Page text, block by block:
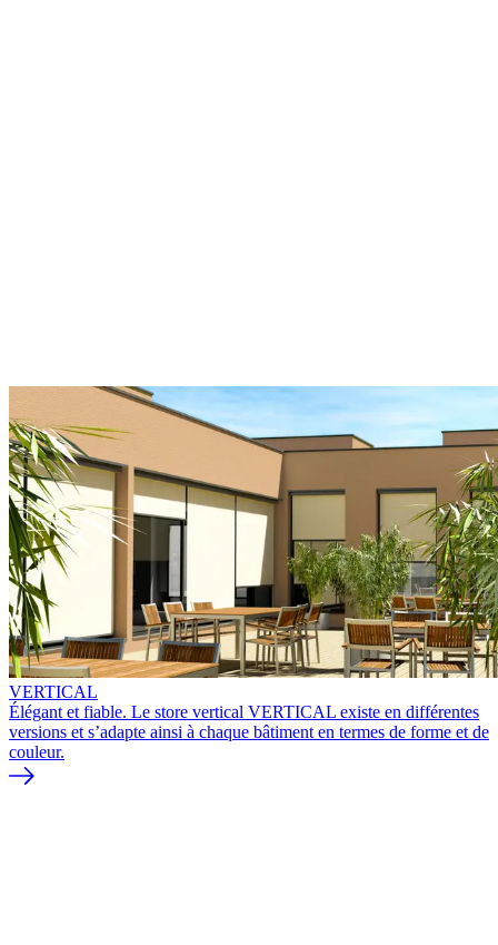
VERTICAL
Élégant et fiable. Le store vertical VERTICAL existe en différentes
versions et s’adapte ainsi à chaque bâtiment en termes de forme et de
couleur.